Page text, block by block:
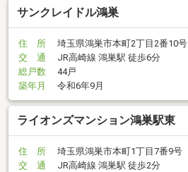
サンクレイドル鴻巣
住 所
埼玉県鴻巣市本町2丁目2番10号
交 通
JR高崎線 鴻巣駅 徒歩6分
総戸数
44戸
築年月
令和6年9月
ライオンズマンション鴻巣駅東
住 所
埼玉県鴻巣市本町1丁目7番9号
交 通
JR高崎線 鴻巣駅 徒歩2分